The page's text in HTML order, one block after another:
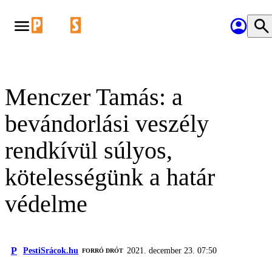
Menczer Tamás: a
bevándorlási veszély
rendkívül súlyos,
kötelességünk a határ
védelme
P PestiSrácok.hu FORRÓ DRÓT 2021. december 23. 07:50